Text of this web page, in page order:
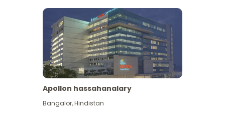
Has giňişleýin gör
Apollon hassahanalary
Bangalor,Hindistan